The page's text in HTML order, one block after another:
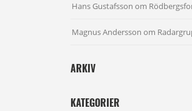
Hans Gustafsson om
Magnus Andersson om
ARKIV
KATEGORIER